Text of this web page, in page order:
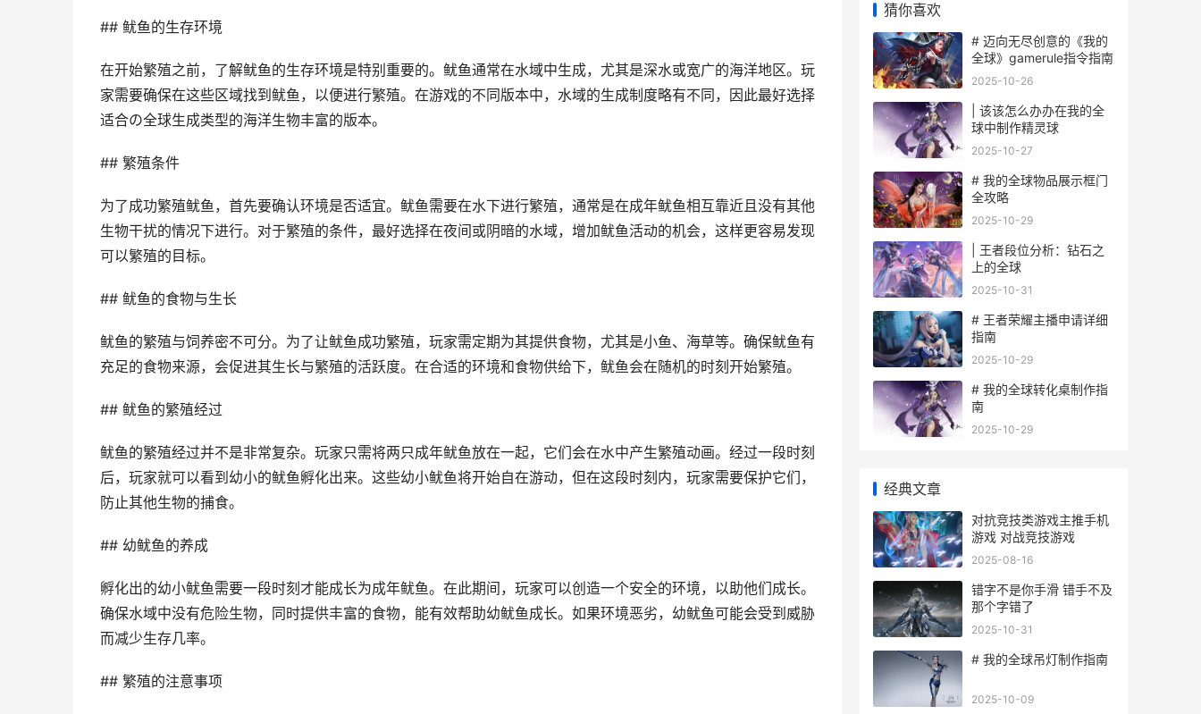
## 鱿鱼的生存环境
在开始繁殖之前，了解鱿鱼的生存环境是特别重要的。鱿鱼通常在水域中生成，尤其是深水或宽广的海洋地区。玩
家需要确保在这些区域找到鱿鱼，以便进行繁殖。在游戏的不同版本中，水域的生成制度略有不同，因此最好选择
适合の全球生成类型的海洋生物丰富的版本。
## 繁殖条件
为了成功繁殖鱿鱼，首先要确认环境是否适宜。鱿鱼需要在水下进行繁殖，通常是在成年鱿鱼相互靠近且没有其他
生物干扰的情况下进行。对于繁殖的条件，最好选择在夜间或阴暗的水域，增加鱿鱼活动的机会，这样更容易发现
可以繁殖的目标。
## 鱿鱼的食物与生长
鱿鱼的繁殖与饲养密不可分。为了让鱿鱼成功繁殖，玩家需定期为其提供食物，尤其是小鱼、海草等。确保鱿鱼有
充足的食物来源，会促进其生长与繁殖的活跃度。在合适的环境和食物供给下，鱿鱼会在随机的时刻开始繁殖。
## 鱿鱼的繁殖经过
鱿鱼的繁殖经过并不是非常复杂。玩家只需将两只成年鱿鱼放在一起，它们会在水中产生繁殖动画。经过一段时刻
后，玩家就可以看到幼小的鱿鱼孵化出来。这些幼小鱿鱼将开始自在游动，但在这段时刻内，玩家需要保护它们，
防止其他生物的捕食。
## 幼鱿鱼的养成
孵化出的幼小鱿鱼需要一段时刻才能成长为成年鱿鱼。在此期间，玩家可以创造一个安全的环境，以助他们成长。
确保水域中没有危险生物，同时提供丰富的食物，能有效帮助幼鱿鱼成长。如果环境恶劣，幼鱿鱼可能会受到威胁
而减少生存几率。
## 繁殖的注意事项
猜你喜欢
# 迈向无尽创意的《我的
全球》gamerule指令指南
2025-10-26
| 该该怎么办办在我的全
球中制作精灵球
2025-10-27
# 我的全球物品展示框门
全攻略
2025-10-29
| 王者段位分析：钻石之
上的全球
2025-10-31
# 王者荣耀主播申请详细
指南
2025-10-29
# 我的全球转化桌制作指
南
2025-10-29
经典文章
对抗竞技类游戏主推手机
游戏 对战竞技游戏
2025-08-16
错字不是你手滑 错手不及
那个字错了
2025-10-31
# 我的全球吊灯制作指南
2025-10-09